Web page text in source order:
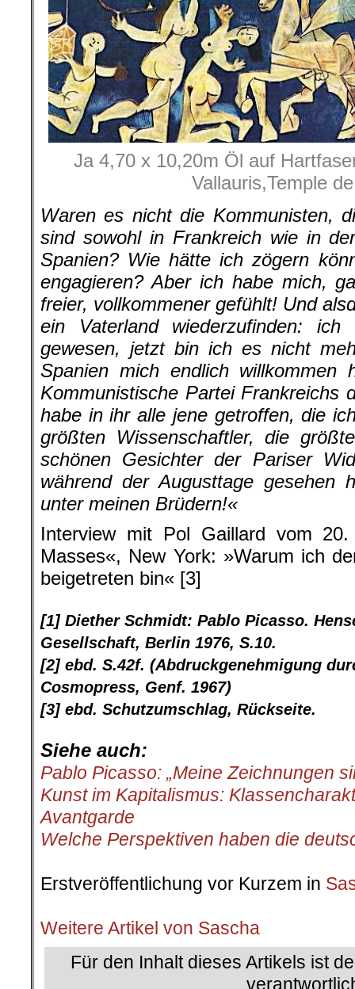
Ja 4,70 x 10,20m Öl auf
Vallauris,Temple
Waren es nicht die Kommunisten,
sind sowohl in Frankreich wie in
Spanien? Wie hätte ich zögern
engagieren? Aber ich habe mich,
freier, vollkommener gefühlt! Und
ein Vaterland wiederzufinden:
gewesen, jetzt bin ich es nicht
Spanien mich endlich
Kommunistische Partei Frankreichs
habe in ihr alle jene getroffen, die
größten Wissenschaftler, die
schönen Gesichter der Pariser
während der Augusttage gesehen
unter meinen Brüdern!«
Interview mit Pol Gaillard vom
Masses«, New York: »Warum ich
beigetreten bin« [3]
[1] Diether Schmidt: Pablo Picasso.
Gesellschaft, Berlin 1976, S.10.
[2] ebd. S.42f. (Abdruckgenehmigung
Cosmopress, Genf. 1967)
[3] ebd. Schutzumschlag, Rückseite.
Siehe auch:
Pablo Picasso: „Meine Zeichnungen
Kunst im Kapitalismus:
Avantgarde
Welche Perspektiven haben die
Erstveröffentlichung vor Kurzem in
Weitere Artikel von Sascha
Für den Inhalt dieses Artikels ist